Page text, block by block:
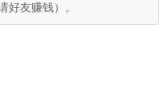
好友赚钱）。